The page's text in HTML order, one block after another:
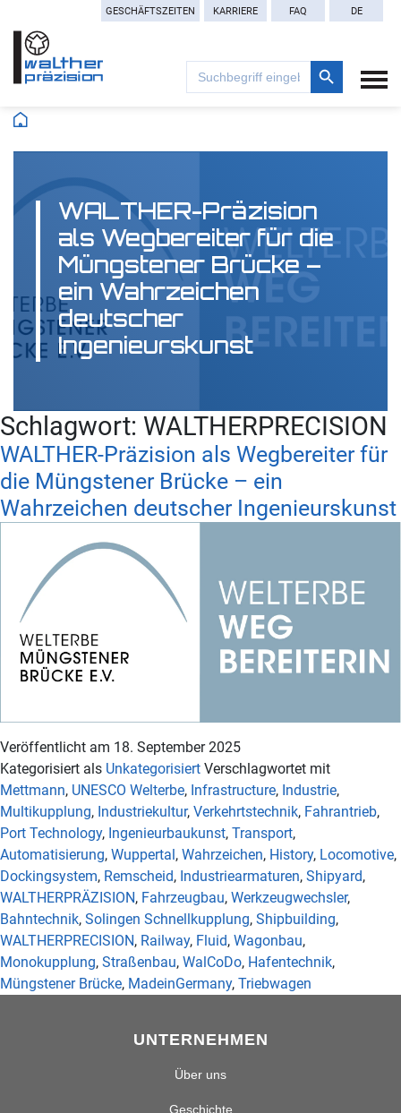
GESCHÄFTSZEITEN KARRIERE FAQ DE
Search
for:
Search Button
WALTHER-Präzision
als Wegbereiter für die
Müngstener Brücke –
ein Wahrzeichen
deutscher
Ingenieurskunst
Schlagwort: WALTHERPRECISION
WALTHER-Präzision als Wegbereiter für
die Müngstener Brücke – ein
Wahrzeichen deutscher Ingenieurskunst
Veröffentlicht am 18. September 2025
Kategorisiert als Unkategorisiert Verschlagwortet mit
Mettmann, UNESCO Welterbe, Infrastructure, Industrie,
Multikupplung, Industriekultur, Verkehrtstechnik, Fahrantrieb,
Port Technology, Ingenieurbaukunst, Transport,
Automatisierung, Wuppertal, Wahrzeichen, History, Locomotive,
Dockingsystem, Remscheid, Industriearmaturen, Shipyard,
WALTHERPRÄZISION, Fahrzeugbau, Werkzeugwechsler,
Bahntechnik, Solingen Schnellkupplung, Shipbuilding,
WALTHERPRECISION, Railway, Fluid, Wagonbau,
Monokupplung, Straßenbau, WalCoDo, Hafentechnik,
Müngstener Brücke, MadeinGermany, Triebwagen
UNTERNEHMEN
Über uns
Geschichte